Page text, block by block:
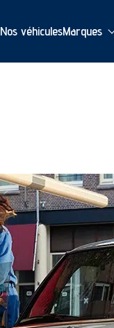
Nos véhiculesMarques